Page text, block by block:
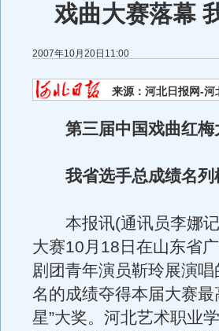
戏曲大赛落幕
2007年10月20日11:00
来源：河北日报网-河
第三届中国戏曲红梅
我省选手总成绩名列
本报讯(通讯员李娜记
大赛10月18日在山东省
剧团青年演员靳玲展演
名的成绩夺得本届大赛
星”大奖。河北艺术职业